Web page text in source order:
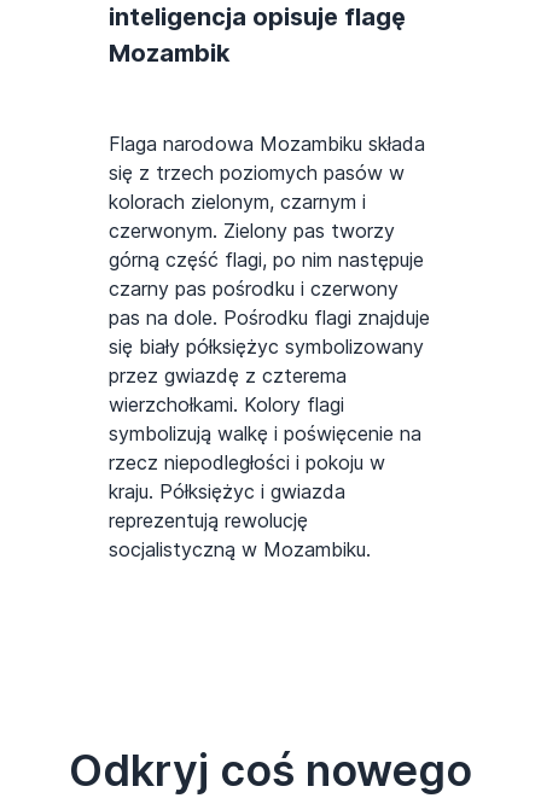
inteligencja opisuje flagę
Mozambik
Flaga narodowa Mozambiku składa
się z trzech poziomych pasów w
kolorach zielonym, czarnym i
czerwonym. Zielony pas tworzy
górną część flagi, po nim następuje
czarny pas pośrodku i czerwony
pas na dole. Pośrodku flagi znajduje
się biały półksiężyc symbolizowany
przez gwiazdę z czterema
wierzchołkami. Kolory flagi
symbolizują walkę i poświęcenie na
rzecz niepodległości i pokoju w
kraju. Półksiężyc i gwiazda
reprezentują rewolucję
socjalistyczną w Mozambiku.
Odkryj coś nowego